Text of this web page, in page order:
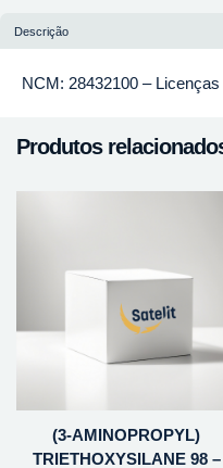
Descrição
NCM: 28432100 –
Produtos
(3-AMINOPROPYL)
TRIETHOXYSILANE 98 –